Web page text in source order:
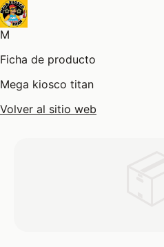
M
Ficha de producto
Mega kiosco titan
Volver al sitio web